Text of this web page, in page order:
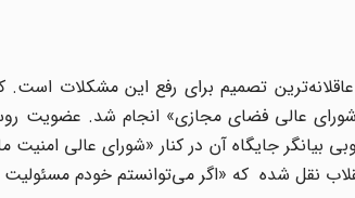
عالی فضای مجازی» انجام شد. عضویت
بیانگر جایگاه آن در کنار «شورای عالی
نقل شده که «اگر می‌توانستم ‏خودم